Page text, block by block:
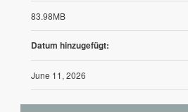
83.98MB
Datum hinzugefügt:
June 11, 2026